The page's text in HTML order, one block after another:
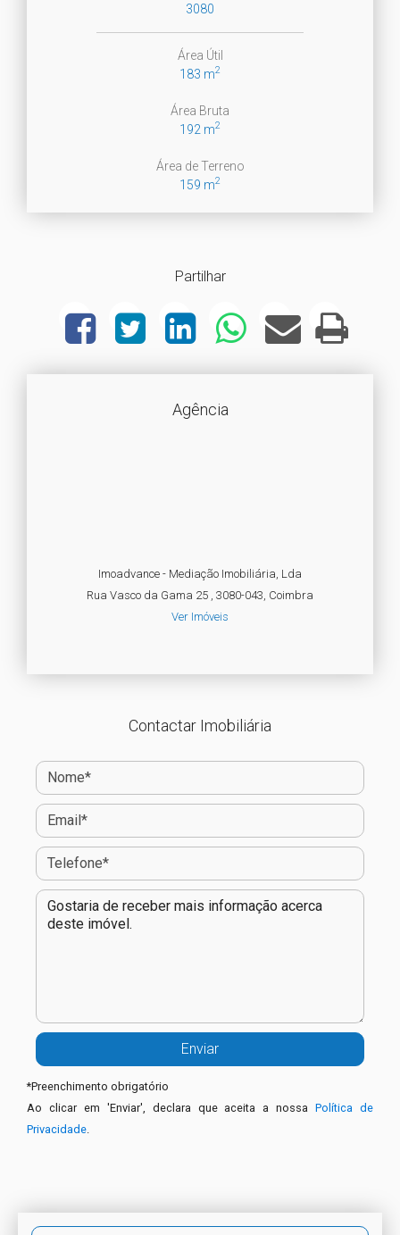
3080
Área Útil
183 m2
Área Bruta
192 m2
Área de Terreno
159 m2
Partilhar
Agência
Imoadvance - Mediação Imobiliária, Lda
Rua Vasco da Gama 25 , 3080-043, Coimbra
Ver Imóveis
Contactar Imobiliária
*Preenchimento obrigatório
Ao clicar em 'Enviar', declara que aceita a nossaPolítica de
Privacidade